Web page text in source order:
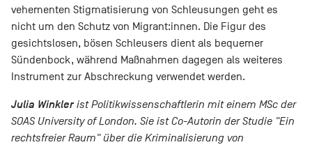
vehementen Stigmatisierung von Schleusungen geht es
nicht um den Schutz von Migrant:innen. Die Figur des
gesichtslosen, bösen Schleusers dient als bequemer
Sündenbock, während Maßnahmen dagegen als weiteres
Instrument zur Abschreckung verwendet werden.
Julia Winklerist Politikwissenschaftlerin mit einem MSc der
SOAS University of London. Sie ist Co-Autorin der Studie "Ein
rechtsfreier Raum" über die Kriminalisierung von